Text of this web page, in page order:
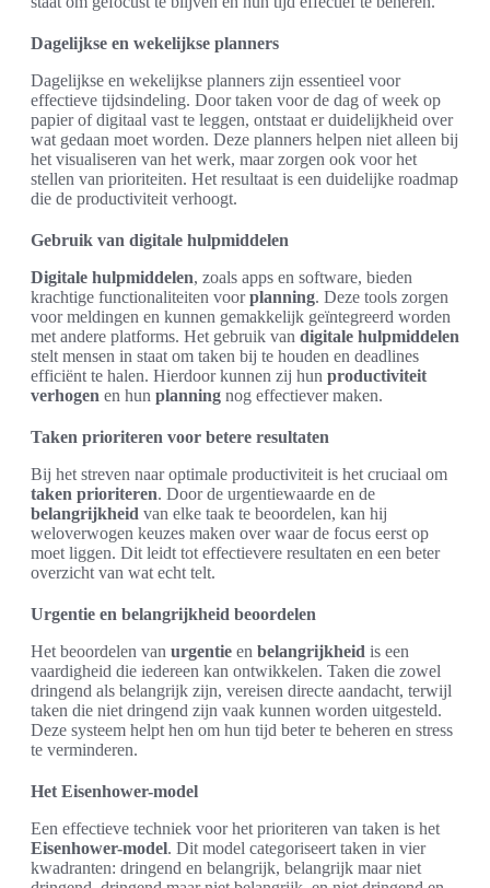
Dagelijkse en wekelijkse planners
Dagelijkse en wekelijkse planners zijn essentieel voor
effectieve tijdsindeling. Door taken voor de dag of week op
papier of digitaal vast te leggen, ontstaat er duidelijkheid over
wat gedaan moet worden. Deze planners helpen niet alleen bij
het visualiseren van het werk, maar zorgen ook voor het
stellen van prioriteiten. Het resultaat is een duidelijke roadmap
die de productiviteit verhoogt.
Gebruik van digitale hulpmiddelen
Digitale hulpmiddelen, zoals apps en software, bieden
krachtige functionaliteiten voorplanning. Deze tools zorgen
voor meldingen en kunnen gemakkelijk geïntegreerd worden
met andere platforms. Het gebruik van digitale hulpmiddelen
stelt mensen in staat om taken bij te houden en deadlines
efficiënt te halen. Hierdoor kunnen zij hun productiviteit
verhogen en hun planning nog effectiever maken.
Taken prioriteren voor betere resultaten
Bij het streven naar optimale productiviteit is het cruciaal om
taken prioriteren. Door de urgentiewaarde en de
belangrijkheid van elke taak te beoordelen, kan hij
weloverwogen keuzes maken over waar de focus eerst op
moet liggen. Dit leidt tot effectievere resultaten en een beter
overzicht van wat echt telt.
Urgentie en belangrijkheid beoordelen
Het beoordelen van urgentie en belangrijkheid is een
vaardigheid die iedereen kan ontwikkelen. Taken die zowel
dringend als belangrijk zijn, vereisen directe aandacht, terwijl
taken die niet dringend zijn vaak kunnen worden uitgesteld.
Deze systeem helpt hen om hun tijd beter te beheren en stress
te verminderen.
Het Eisenhower-model
Een effectieve techniek voor het prioriteren van taken is het
Eisenhower-model. Dit model categoriseert taken in vier
kwadranten: dringend en belangrijk, belangrijk maar niet